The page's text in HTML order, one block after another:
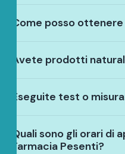
Come posso
Avete prodotti
Eseguite test o
Quali sono gli orari di
Farmacia Pesenti?